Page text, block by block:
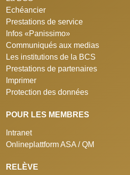
Echéancier
Prestations de service
Infos «Panissimo»
Communiqués aux medias
Les institutions de la BCS
Prestations de partenaires
Imprimer
Protection des données
POUR LES MEMBRES
Intranet
Onlineplattform ASA / QM
RELÈVE